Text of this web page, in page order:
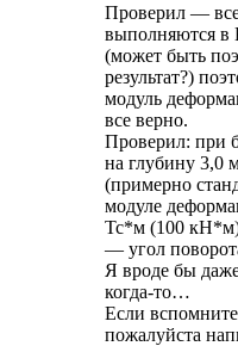
Проверил —
выполняются в
(может быть
результат?)
модуль
все верно.
Проверил: при
на глубину 3,0
(примерно
модуле
Тс*м (100
— угол
Я вроде бы
когда-то…
Если
пожалуйста